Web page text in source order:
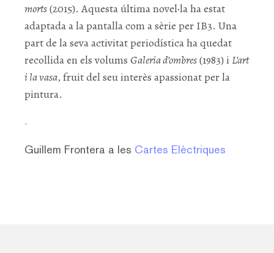
morts(2015). Aquesta última novel·la ha estat
adaptada a la pantalla com a sèrie per IB3. Una
part de la seva activitat periodística ha quedat
recollida en els volums Galeria d’ombres(1983) i L’art
i la vasa, fruit del seu interès apassionat per la
pintura.
.
Guillem Frontera a les Cartes Elèctriques